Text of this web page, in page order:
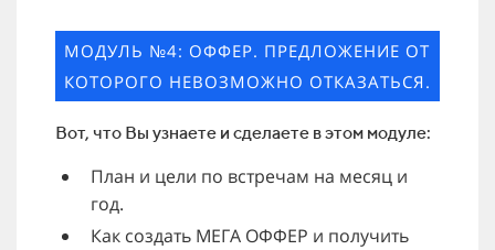
МОДУЛЬ №4: ОФФЕР. ПРЕДЛОЖЕНИЕ ОТ
КОТОРОГО НЕВОЗМОЖНО ОТКАЗАТЬСЯ.
Вот, что Вы узнаете и сделаете в этом модуле:
План и цели по встречам на месяц и
год.
Как создать МЕГА ОФФЕР и получить